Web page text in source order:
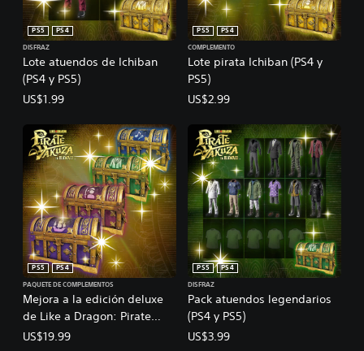
Lote atuendos de Ichiban
(PS4 y PS5)
PS5
PS4
DISFRAZ
US$1.99
Lote pirata Ichiban (PS4 y
PS5)
PS5
PS4
COMPLEMENTO
US$2.99
Mejora a la edición deluxe
de Like a Dragon: Pirate
Yakuza in Hawaii (PS4 y PS5)
PS5
PS4
PAQUETE DE COMPLEMENTOS
US$19.99
Pack atuendos legendarios
(PS4 y PS5)
PS5
PS4
DISFRAZ
US$3.99